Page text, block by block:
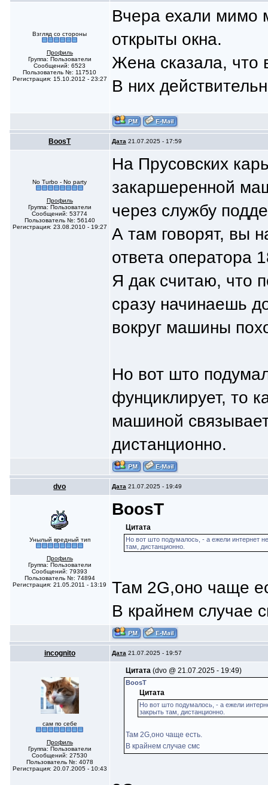
Взгляд со стороны
Профиль
Группа: Пользователи
Сообщений: 6523
Пользователь №: 117510
Регистрация: 15.10.2012 - 23:27
Вчера ехали мимо
открыты окна.
Жена сказала, что
В них
BoosT Дата 21.07.2025 - 17:59
No Turbo - No party
Профиль
Группа: Пользователи
Сообщений: 53774
Пользователь №: 56140
Регистрация: 23.08.2010 - 19:27
На Прусовских
закаршеренной
через службу
А там говорят, вы
ответа оператора
Я дак считаю, что
сразу начинаешь
вокруг машины
Но вот што
фунциклирует, то
машиной
дистанционно.
dvo Дата 21.07.2025 - 19:49
Унылый вредный тип
Профиль
Группа: Пользователи
Сообщений: 79393
Пользователь №: 74894
Регистрация: 21.05.2011 - 13:19
BoosT
Цитата
Но вот што подумалось, - а ежели интернет
там, дистанционно.
Там 2G,оно чаще
В крайнем случае
incognito Дата 21.07.2025 - 19:57
сам по себе
Профиль
Группа: Пользователи
Сообщений: 27530
Пользователь №: 4078
Регистрация: 20.07.2005 - 10:43
Цитата (dvo @ 21.07.2025 - 19:49)
BoosT
Цитата
Но вот што подумалось, - а ежели
закрыть там, дистанционно.
Там 2G,оно чаще есть.
В крайнем случае смс